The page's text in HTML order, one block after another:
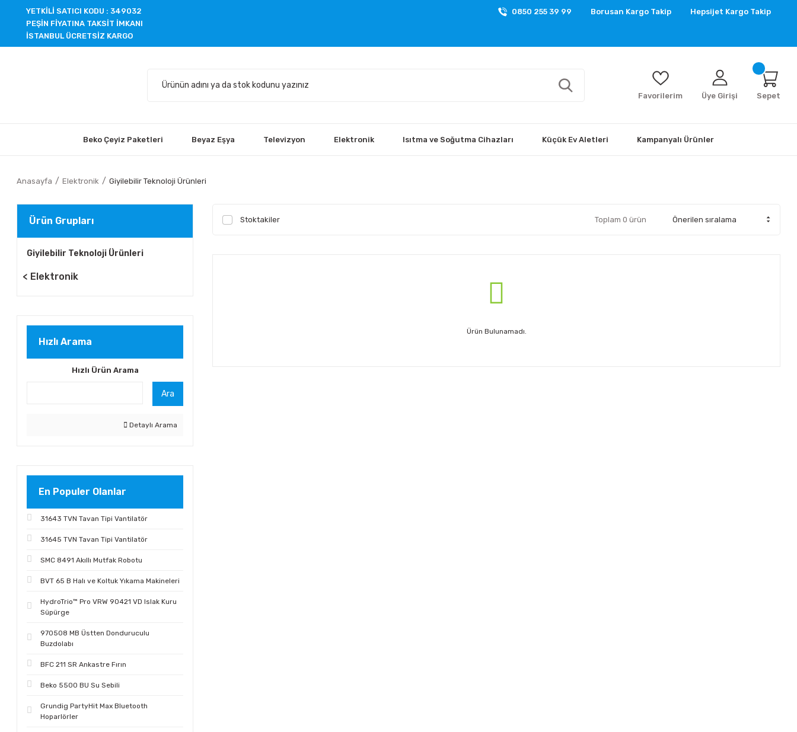
YETKİLİ SATICI KODU : 349032
PEŞİN FİYATINA TAKSİT İMKANI
İSTANBUL ÜCRETSİZ KARGO
0850 255 39 99 Borusan Kargo Takip Hepsijet Kargo Takip
Favorilerim Üye Girişi Sepet
Beko Çeyiz Paketleri Beyaz Eşya Televizyon Elektronik Isıtma ve Soğutma Cihazları Küçük Ev Aletleri Kampanyalı Ürünler
Anasayfa Elektronik Giyilebilir Teknoloji Ürünleri
Ürün Grupları
Giyilebilir Teknoloji Ürünleri
Elektronik
Hızlı Arama
Hızlı Ürün Arama
Ara
Detaylı Arama
En Populer Olanlar
31643 TVN Tavan Tipi Vantilatör
31645 TVN Tavan Tipi Vantilatör
SMC 8491 Akıllı Mutfak Robotu
BVT 65 B Halı ve Koltuk Yıkama Makineleri
HydroTrio™ Pro VRW 90421 VD Islak Kuru
Süpürge
970508 MB Üstten Donduruculu
Buzdolabı
BFC 211 SR Ankastre Fırın
Beko 5500 BU Su Sebili
Grundig PartyHit Max Bluetooth
Hoparlörler
Stoktakiler Toplam 0 ürün
Ürün Bulunamadı.